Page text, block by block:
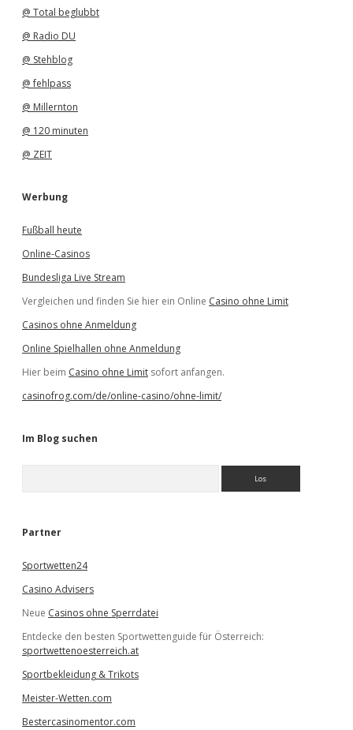
@ Total beglubbt
@ Radio DU
@ Stehblog
@ fehlpass
@ Millernton
@ 120 minuten
@ ZEIT
Werbung
Fußball heute
Online-Casinos
Bundesliga Live Stream
Vergleichen und finden Sie hier ein Online Casino ohne Limit
Casinos ohne Anmeldung
Online Spielhallen ohne Anmeldung
Hier beim Casino ohne Limit sofort anfangen.
casinofrog.com/de/online-casino/ohne-limit/
Im Blog suchen
e
Partner
Sportwetten24
Casino Advisers
Neue Casinos ohne Sperrdatei
Entdecke den besten Sportwettenguide für Österreich:
sportwettenoesterreich.at
Sportbekleidung & Trikots
Meister-Wetten.com
Bestercasinomentor.com